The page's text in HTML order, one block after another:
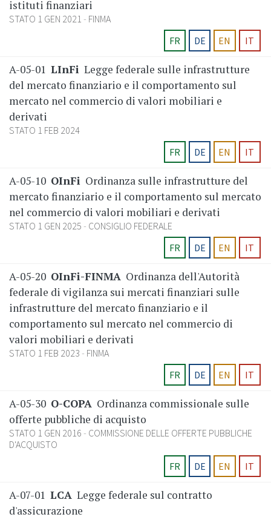
istituti finanziari
STATO 1 GEN 2021
FINMA
FR
DE EN IT
A-05-01 LInFi Legge federale sulle infrastrutture
del mercato finanziario e il comportamento sul
mercato nel commercio di valori mobiliari e
derivati
STATO 1 FEB 2024
FR
DE EN IT
A-05-10 OInFi Ordinanza sulle infrastrutture del
mercato finanziario e il comportamento sul mercato
nel commercio di valori mobiliari e derivati
STATO 1 GEN 2025
CONSIGLIO FEDERALE
FR
DE EN IT
A-05-20 OInFi-FINMA Ordinanza dell'Autorità
federale di vigilanza sui mercati finanziari sulle
infrastrutture del mercato finanziario e il
comportamento sul mercato nel commercio di
valori mobiliari e derivati
STATO 1 FEB 2023
FINMA
FR
DE EN IT
A-05-30 O-COPA Ordinanza commissionale sulle
offerte pubbliche di acquisto
STATO 1 GEN 2016
COMMISSIONE DELLE OFFERTE PUBBLICHE
D'ACQUISTO
FR
DE EN IT
A-07-01 LCA Legge federale sul contratto
d'assicurazione